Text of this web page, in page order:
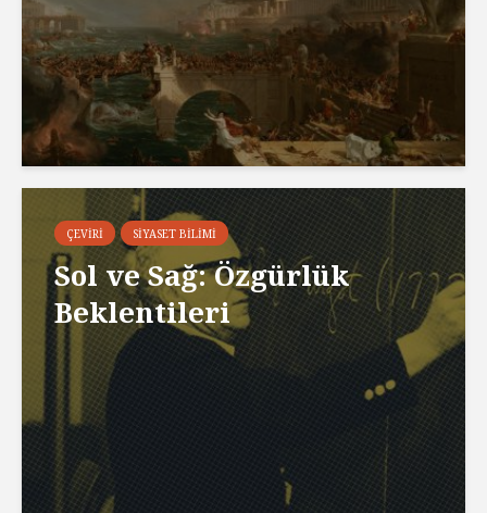
ÇEVIRI SIYASET BILIMI
Sol ve Sağ: Özgürlük
Beklentileri